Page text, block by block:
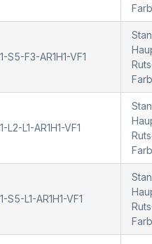
S5-F3-AR1H1-VF1
L1-AR1H1-VF1
L1-AR1H1-VF1